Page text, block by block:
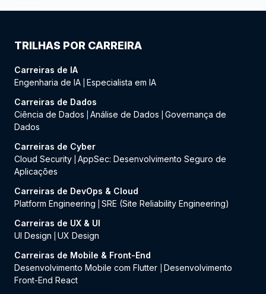
TRILHAS POR CARREIRA
Carreiras de IA
Engenharia de IA Especialista em IA
Carreiras de Dados
Ciência de Dados
Análise de Dados
Governança de
Dados
Carreiras de Cyber
Cloud Security AppSec: Desenvolvimento Seguro de
Aplicações
Carreiras de DevOps & Cloud
Platform Engineering
SRE (Site Reliability Engineering)
Carreiras de UX & UI
UI Design
UX Design
Carreiras de Mobile & Front-End
Desenvolvimento Mobile com Flutter
Desenvolvimento
Front-End React